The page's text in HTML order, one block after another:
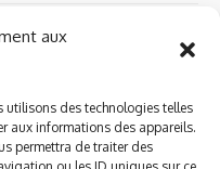
aux
utilisons des technologies telles
aux informations des appareils.
permettra de traiter des
SAS, powered by